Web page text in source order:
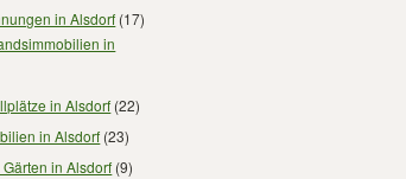
in Alsdorf (17)
in
in Alsdorf (22)
in Alsdorf (23)
in Alsdorf (9)